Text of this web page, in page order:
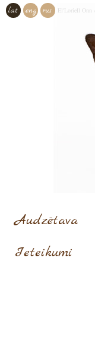
lat eng rus El'Loriell Onn
Audzētava
Ieteikumi